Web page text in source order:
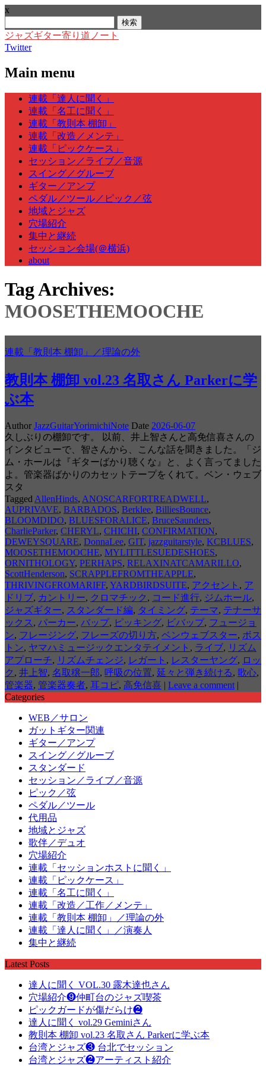
x
索:
ジャズギター寄り道ノート
Twitter
Main menu
Skip
content
連載「達人に聞く」
連載「名工に聞く」
連載「教則本 棚卸」
連載「改造／メンテ」
連載「ピックケース」
セッション／ライブ／音源
スイング／グルーブ
ギター／アンプ
ペダル／ツール／ピック／弦
地域とジャズ
穴場紹介
集中と継続
セッション会場(＠横浜)
about
Tag Archives:
MOOSETHEMOOCHE
連載「教則本 棚卸」／理論の外
教則本 棚卸 vol.23 名取さん Parkerに学
ぶ本
Author JazzGuitarYorimichiNote Date 2026-06-07
久しぶりの棚卸です。 以前、井上智さんと高免信喜さんの
インタビューで、智さんから、こんな話を聞きました。「ジ
ム・ホールは『ギターばかり聴くな』と、よく言ってました
よ。管楽器ばかりのカセットテープをくれて。ベン・ウェブ
スタ
Tagged AllenHinds, ANOSCARFORTREADWELL,
AUPRIVAVE, BARBADOS, Berklee, BilliesBounce,
BLOOMDIDO, BLUESFORALICE, BruceSaunders,
CharlieParker, CHERYL, CHICHI, CONFIRMATION,
DEWEYSQUARE, DonnaLee, GIT, jazzguitarstyle, KCBLUES,
MOOSETHEMOOCHE, MYLITTLESUEDESHOES,
ORNITHOLOGY, PERHAPS, RELAXINATCAMARILLO,
ScottHenderson, SCRAPPLEFROMTHEAPPLE,
THRIVINGFROMARIFF, YARDBIRDSUITE, アクセント , ア
ドリブ, カントリー, クロマチック , コード進行, ジムホール,
ジャズギター, スタンダード編, タイミング, テーマ, テナーサ
ックス , パーカー, バップ, ピッキング, ビバップ, フュージョ
ン, フレージング, フレーズの切り方, ベンウェブスター, ボス
トン, ヤマハミュージックエンタテイメント , ライブ, リズム
アプローチ, リズムチェンジ, レガート , レスターヤング, ロッ
ク , 井上智, 名取穣一郎, 呼吸の位置, 延々と弾き続ける, 歌心,
管楽器, 管楽器奏者, 耳コピ, 高免信喜 | Leave a comment |
Categories
WEB／サロン
ガットギター関連
ギター／アンプ
スイング／グルーブ
スタンダード
セッション／ライブ／音源
ピック／弦
ペダル／ツール
代用品
地域とジャズ
歌伴／デュオ
穴場紹介
連載「セッションホストに聞く」
連載「ピックケース」
連載「名工に聞く」
連載「改造／工作／メンテ」
連載「教則本 棚卸」／理論の外
連載「達人に聞く」／演奏人
集中と継続
Latest Posts
達人に聞く VOL.30 露木達也さん
穴場紹介❾仲町台のジャズ喫茶
ピックガードが傷だらけ❷
達人に聞く vol.29 Geminiさん
教則本 棚卸 vol.23 名取さん Parkerに学ぶ本
台湾とジャズ❸ 台北でセッション
台湾とジャズ❷アーティスト紹介